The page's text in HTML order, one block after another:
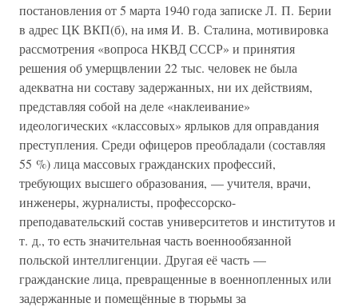
постановления от 5 марта 1940 года записке Л. П. Берии
в адрес ЦК ВКП(б), на имя И. В. Сталина, мотивировка
рассмотрения «вопроса НКВД СССР» и принятия
решения об умерщвлении 22 тыс. человек не была
адекватна ни составу задержанных, ни их действиям,
представляя собой на деле «наклеивание»
идеологических «классовых» ярлыков для оправдания
преступления. Среди офицеров преобладали (составляя
55 %) лица массовых гражданских профессий,
требующих высшего образования, — учителя, врачи,
инженеры, журналисты, профессорско-
преподавательский состав университетов и институтов и
т. д., то есть значительная часть военнообязанной
польской интеллигенции. Другая её часть —
гражданские лица, превращенные в военнопленных или
задержанные и помещённые в тюрьмы за